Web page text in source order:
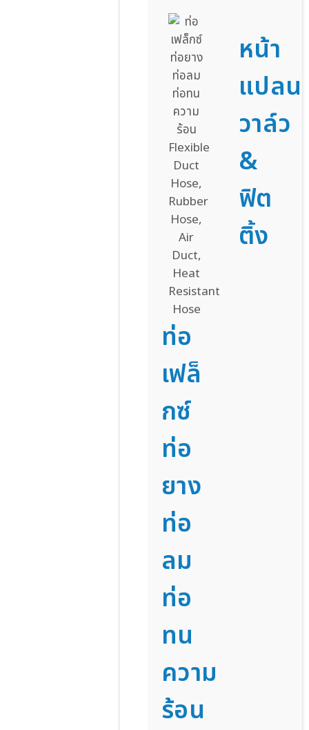
ท่อ
เฟล็
กซ์
ท่อ
ยาง
ท่อ
ลม
ท่อ
ทน
ความ
ร้อน
หน้า
แปลน
วาล์ว
&
ฟิต
ติ้ง